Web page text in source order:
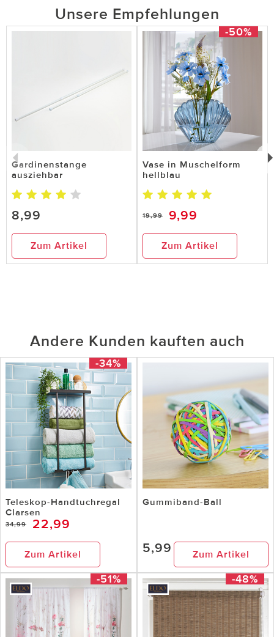
Unsere Empfehlungen
Gardinenstange
ausziehbar
8,99
Zum Artikel
-50%
Vase in Muschelform
hellblau
19,99 9,99
Zum Artikel
Andere Kunden kauften auch
-34%
Teleskop-Handtuchregal
Clarsen
34,99 22,99
Zum Artikel
Gummiband-Ball
5,99 Zum Artikel
-51% -48%